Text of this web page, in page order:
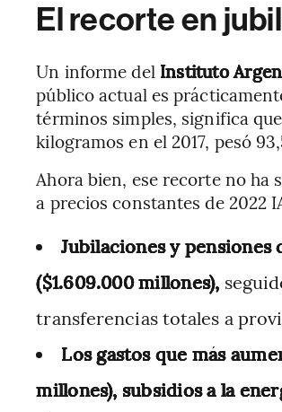
El recorte en
Un informe del Instituto
público actual es
términos simples, significa
kilogramos en el 2017, pesó
Ahora bien, ese recorte no ha
a precios constantes de 2022
Jubilaciones y
($1.609.000 millones),
transferencias totales a
Los gastos que más
millones), subsidios a la